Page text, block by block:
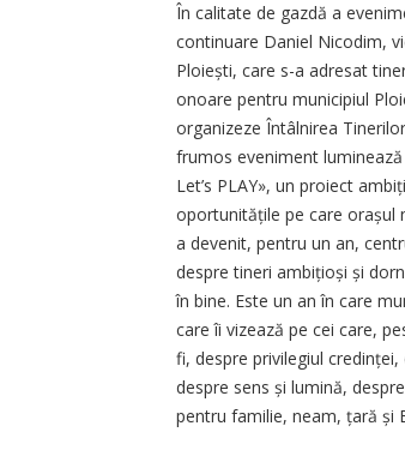
În calitate de gazdă a
continuare Daniel Nicodim,
Ploiești, care s-a adresat
onoare pentru municipiul
organizeze Întâlnirea
frumos eveniment
Let’s PLAY», un proiect
oportunitățile pe care orașul
a devenit, pentru un an,
despre tineri ambițioși și
în bine. Este un an în care
care îi vizează pe cei care,
fi, despre privilegiul
despre sens și lumină,
pentru familie, neam, țară și